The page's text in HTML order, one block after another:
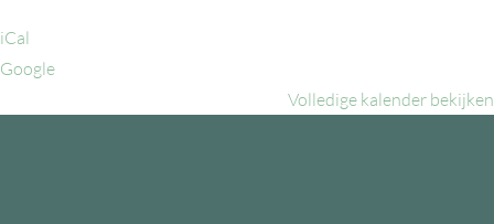
iCal
Google
Volledige kalender bekijken